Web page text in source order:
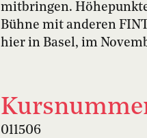
mitbringen.
Bühne mit anderen
hier in Basel, im
011506